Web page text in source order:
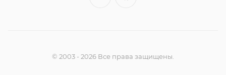
© 2003 - 2026 Все права защищены.